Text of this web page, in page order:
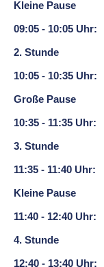
Kleine Pause
09:05 - 10:05 Uhr:
2. Stunde
10:05 - 10:35 Uhr:
Große Pause
10:35 - 11:35 Uhr:
3. Stunde
11:35 - 11:40 Uhr:
Kleine Pause
11:40 - 12:40 Uhr:
4. Stunde
12:40 - 13:40 Uhr: